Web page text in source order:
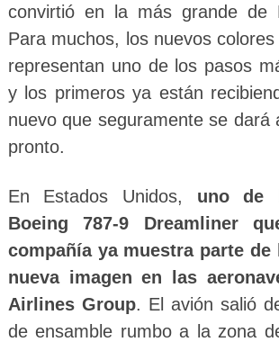
convirtió en la más grande de
Para muchos, los nuevos
representan uno de los pasos
y los primeros ya están
nuevo que seguramente se dará
pronto.
En Estados Unidos, uno de
Boeing 787-9 Dreamliner
compañía ya muestra parte de
nueva imagen en las
Airlines Group. El avión salió
de ensamble rumbo a la zona